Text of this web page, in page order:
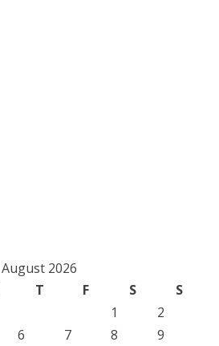
August 2026
T F S
S
1
2
6 7 8
9